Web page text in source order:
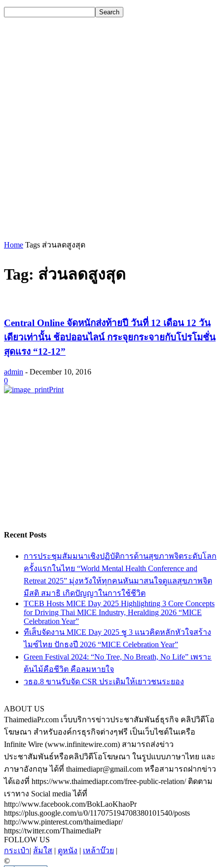
Home Tags ส่วนลดสูงสุด
Tag: ส่วนลดสูงสุด
Central Online จัดหนักส่งท้ายปี วันที่ 12 เดือน 12 วัน
เดียวเท่านั้น ช้อปออนไลน์ กระจุยกระจายกับโปรโมชั่น
สุดแรง “12-12”
admin - December 10, 2016
0
Print
Recent Posts
การประชุมสัมมนาเชิงปฏิบัติการด้านสุขภาพจิตระดับโลก
ครั้งแรกในไทย “World Mental Health Conference and
Retreat 2025” มุ่งหวังให้ทุกคนหันมาสนใจดูแลสุขภาพจิต
มีสติ สมาธิ เกิดปัญญาในการใช้ชีวิต
TCEB Hosts MICE Day 2025 Highlighting 3 Core Concepts
for Driving Thai MICE Industry, Heralding 2026 “MICE
Celebration Year”
ทีเส็บจัดงาน MICE Day 2025 ชู 3 แนวคิดหลักหัวใจสร้าง
ไมซ์ไทย ปักธงปี 2026 “MICE Celebration Year”
Green Festival 2024: “No Tree, No Breath, No Life” เพราะ
ต้นไม้คือชีวิต คือลมหายใจ
วธอ.8 ขานรับจัด CSR ประเดิมให้เยาวชนระยอง
ABOUT US
ThaimediaPr.com เว็บบริการข่าวประชาสัมพันธ์ธุรกิจ คลิปวิดีโอ
โฆษณา สำหรับองค์กรธุรกิจต่างๆฟรี เป็นเว็บไซต์ในเครือ
Infinite Wire (www.infinitewire.com) สามารถส่งข่าว
ประชาสัมพันธ์หรือคลิปวิดีโอโฆษณา ในรูปแบบภาษาไทย และ
ภาษาอังกฤษ ได้ที่ thaimediapr@gmail.com หรือสามารถฝากข่าว
ได้เองที่ https://www.thaimediapr.com/free-public-relation/ ติดตาม
เราทาง Social media ได้ที่
http://www.facebook.com/BokLaoKhaoPr
https://plus.google.com/u/0/117075194708380101540/posts
http://www.pinterest.com/thaimediapr/
https://twitter.com/ThaimediaPr
FOLLOW US
กระเป๋า| ส้มใส | ดูหนัง | เหล้าบ๊วย |
©